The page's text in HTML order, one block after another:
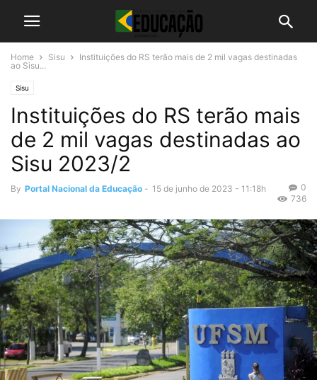
Home Sisu
Instituições do RS terão mais de 2 mil vagas destinadas
ao Sisu...
Sisu
Instituições do RS terão mais
de 2 mil vagas destinadas ao
Sisu 2023/2
By Portal Nacional da Educação - 15 de junho de 2023 - 11:18h
0
736